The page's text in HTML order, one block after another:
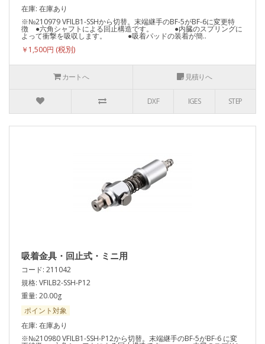
在庫: 在庫あり
※№210979 VFILB1-SSHから切替。末端継手のBF-5がBF-6に変更特
徴 ●六角シャフトによる回止構造です。 ●内臓のスプリングに
よって衝撃を吸収します。 ●吸着パッドの装着が簡..
￥1,500円
カートへ 見積りへ
DXF IGES STEP
吸着金具・回止式・ミニ用
コード: 211042
規格: VFILB2-SSH-P12
重量: 20.00g
ポイント対象
在庫: 在庫あり
※№210980 VFILB1-SSH-P12から切替。末端継手のBF-5がBF-6 に変